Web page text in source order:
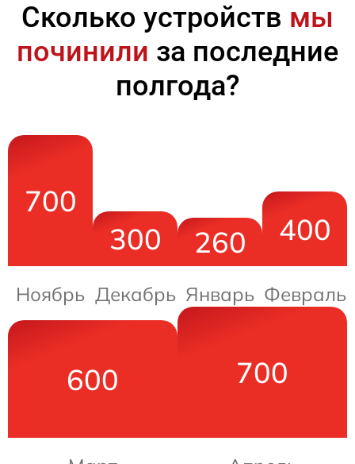
Сколько устройств мы
починили за последние
полгода?
700
Ноябрь
300
Декабрь
260
Январь
400
Февраль
600 700